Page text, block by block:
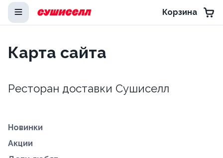
Корзина
Карта сайта
Ресторан доставки Сушиселл
Новинки
Акции